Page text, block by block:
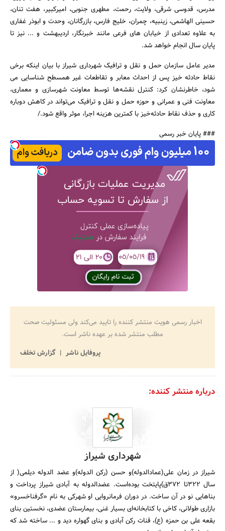
مدرس، قدوسی شرقی، ولایت، رحمت، مطهری جنوبی، امیرکبیر، هفت تنان،
حسینی الهاشمی، زینبیه، چمران، خلیج فارس، بازرگانان، وحدت و ابوذر غفاری
به علاوه تعدادی از خیابان های فرعی مانند خبرنگار، اردیبهشت و ... نیز تا
پایان سال انجام خواهد شد.
مدیر عامل سازمان حمل و نقل و ترافیک شهرداری شیراز با بیان اینکه برخی
نقاط حادثه خیز پس از احداث معابر و تقاطعات غیر همسطح شناسایی می
شود، خاطرنشان کرد: کنترل نقشه‌ها توسط معاونت شهرسازی و معماری،
معاونت فنی و عمرانی و حوزه حمل و نقل و ترافیک می‌تواند در کاهش دوباره
کاری و حذف نقاط حادثه‌خیز با کمترین هزینه اجرا، موثر واقع شود./
### پایان خبر رسمی
اخبار رسمی هویت منتشر کننده را تایید می‌کند ولی مسئولیت صحت
مطلب منتشر شده بر عهده ناشر است.
پروفایل ناشر
گزارش تخلف
درباره منتشر کننده:
شهرداری شیراز
شیراز در زمان علی(عمادالدوله)و حسن (رکن الدوله)و عضد الدوله دیلمی( از
سال 322تا 372ق)پایتخت بوده‌است. عضدالدوله به آبادی شیراز پرداخت و
بناهایی نو در آن ساخت. در دوران فرمانروایی او شهرکی به نام «گرفناخسرو»
بازاری طولانی، کاخی با کتابخانه‌ای بسیار غنی، بیمارستان عضدی، نخستین بنای
بقعه علی بن حمزه (ع)، قنات رکن آبادی و بنای گهواره دید و ... ساخته شد که